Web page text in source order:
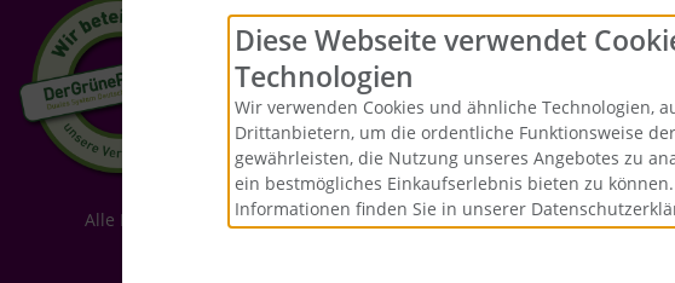
Alle Preise inkl. gesetzl. MwSt. zzgl.Versandkosten. Die
Merrys Bastelstübchen -
Diese Webseite verwendet
Technologien
Wir verwenden Cookies und ähnliche Technologien,
Drittanbietern, um die ordentliche Funktionsweise
gewährleisten, die Nutzung unseres Angebotes zu
ein bestmögliches Einkaufserlebnis bieten zu
Informationen finden Sie in unserer